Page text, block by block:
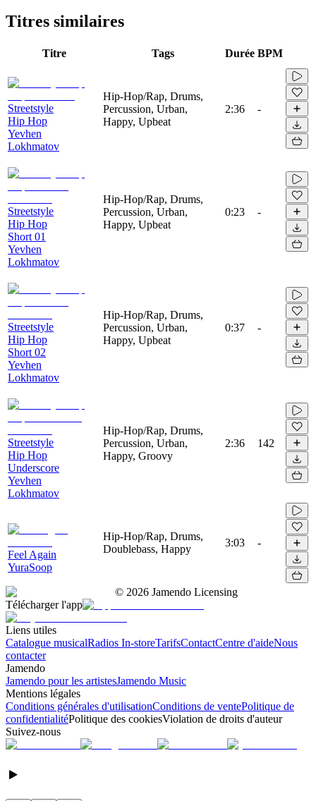
Titres similaires
Titre Tags Durée BPM
Streetstyle
Hip Hop
Yevhen
Lokhmatov
Hip-Hop/Rap, Drums,
Percussion, Urban,
Happy, Upbeat
2:36 -
Streetstyle
Hip Hop
Short 01
Yevhen
Lokhmatov
Hip-Hop/Rap, Drums,
Percussion, Urban,
Happy, Upbeat
0:23 -
Streetstyle
Hip Hop
Short 02
Yevhen
Lokhmatov
Hip-Hop/Rap, Drums,
Percussion, Urban,
Happy, Upbeat
0:37 -
Streetstyle
Hip Hop
Underscore
Yevhen
Lokhmatov
Hip-Hop/Rap, Drums,
Percussion, Urban,
Happy, Groovy
2:36 142
Feel Again
YuraSoop
Hip-Hop/Rap, Drums,
Doublebass, Happy
3:03 -
© 2026 Jamendo Licensing
Télécharger l'app
Liens utiles
Catalogue musicalRadios In-storeTarifsContactCentre d'aideNous
contacter
Jamendo
Jamendo pour les artistesJamendo Music
Mentions légales
Conditions générales d'utilisationConditions de ventePolitique de
confidentialitéPolitique des cookiesViolation de droits d'auteur
Suivez-nous